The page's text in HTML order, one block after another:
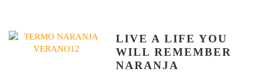
LIVE A LIFE YOU
WILL REMEMBER
NARANJA